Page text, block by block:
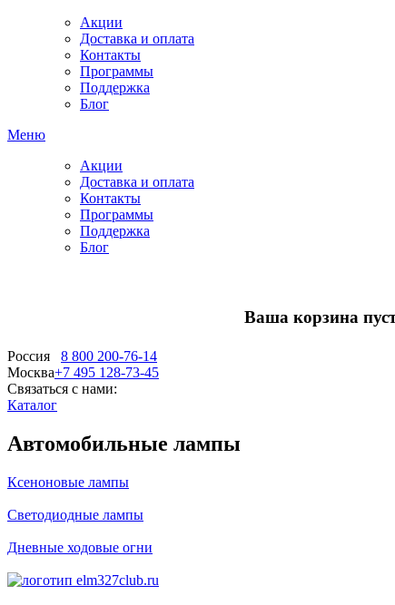
Акции
Доставка и оплата
Контакты
Программы
Поддержка
Блог
Меню
Акции
Доставка и оплата
Контакты
Программы
Поддержка
Блог
Ваша корзина
Россия
8 800 200-76-14
Москва+7 495 128-73-45
Связаться с нами:
Каталог
Автомобильные лампы
Ксеноновые лампы
Светодиодные лампы
Дневные ходовые огни